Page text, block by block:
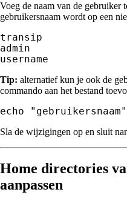
Voeg de naam van de gebruiker
gebruikersnaam wordt op een
transip
admin
username
Tip: alternatief kun je ook de
commando aan het bestand
Sla de wijzigingen op en sluit
Home directories
aanpassen